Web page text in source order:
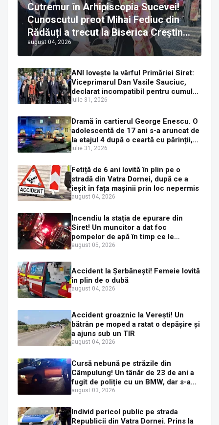
Cutremur în Arhipiscopia Sucevei!
Cunoscutul preot Mihai Fediuc din
Rădăuți a trecut la Biserica Creștină
Ortodoxă Valahă. ÎPS Calinic anunță
că îi pregătește judecata canonică
august 04, 2026
ANI lovește la vârful Primăriei Siret:
Viceprimarul Dan Vasile Sauciuc,
declarat incompatibil pentru cumul
de funcții
iulie 31, 2026
Dramă în cartierul George Enescu. O
adolescentă de 17 ani s-a aruncat de
la etajul 4 după o ceartă cu părinții,
pe fondul consumului de alcool în
iulie 31, 2026
Fetiță de 6 ani lovită în plin pe o
stradă din Vatra Dornei, după ce a
ieșit în fața mașinii prin loc nepermis
august 04, 2026
Incendiu la stația de epurare din
Siret! Un muncitor a dat foc
pompelor de apă în timp ce le
alimenta cu combustibil
august 05, 2026
Accident la Șerbănești! Femeie lovită
în plin de o dubă
august 04, 2026
Accident groaznic la Verești! Un
bătrân pe moped a ratat o depășire și
a ajuns sub un TIR
august 04, 2026
Cursă nebună pe străzile din
Câmpulung! Un tânăr de 23 de ani a
fugit de poliție cu un BMW, dar s-a
oprit într-un gard de pe strada
august 03, 2026
Individ pericol public pe strada
Republicii din Vatra Dornei. Prins la